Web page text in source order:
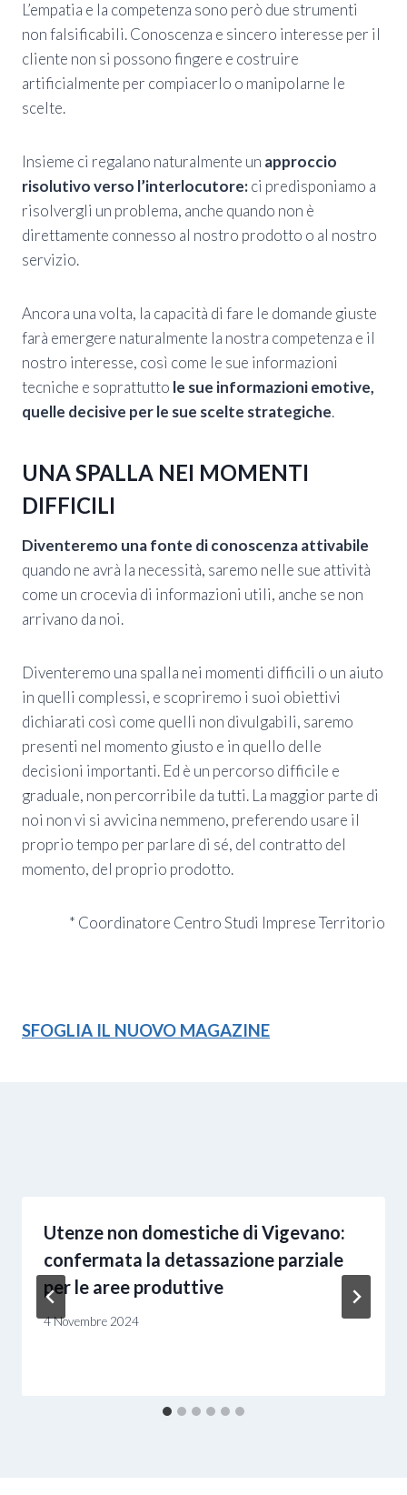
L’empatia e la competenza sono però due strumenti
non falsificabili. Conoscenza e sincero interesse per il
cliente non si possono fingere e costruire
artificialmente per compiacerlo o manipolarne le
scelte.
Insieme ci regalano naturalmente un approccio
risolutivo verso l’interlocutore:ci predisponiamo a
risolvergli un problema, anche quando non è
direttamente connesso al nostro prodotto o al nostro
servizio.
Ancora una volta, la capacità di fare le domande giuste
farà emergere naturalmente la nostra competenza e il
nostro interesse, così come le sue informazioni
tecniche e soprattutto le sue informazioni emotive,
quelle decisive per le sue scelte strategiche.
UNA SPALLA NEI MOMENTI
DIFFICILI
Diventeremo una fonte di conoscenza attivabile
quando ne avrà la necessità, saremo nelle sue attività
come un crocevia di informazioni utili, anche se non
arrivano da noi.
Diventeremo una spalla nei momenti difficili o un aiuto
in quelli complessi, e scopriremo i suoi obiettivi
dichiarati così come quelli non divulgabili, saremo
presenti nel momento giusto e in quello delle
decisioni importanti. Ed è un percorso difficile e
graduale, non percorribile da tutti. La maggior parte di
noi non vi si avvicina nemmeno, preferendo usare il
proprio tempo per parlare di sé, del contratto del
momento, del proprio prodotto.
* Coordinatore Centro Studi Imprese Territorio
SFOGLIA IL NUOVO MAGAZINE
Utenze non domestiche di Vigevano:
confermata la detassazione parziale
per le aree produttive
4 Novembre 2024